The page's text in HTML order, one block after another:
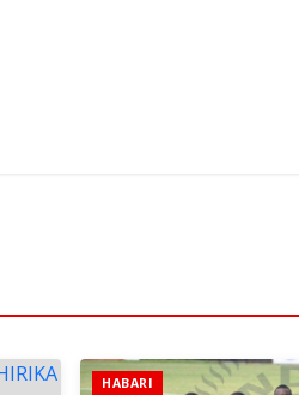
HABARI